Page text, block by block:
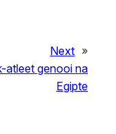
Next »
atleet genooi na
Egipte